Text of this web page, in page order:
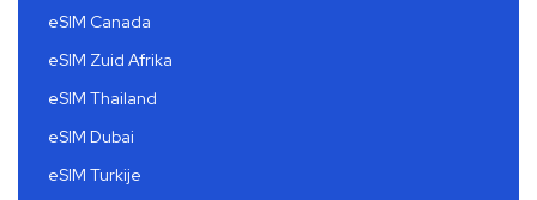
eSIM Canada
eSIM Zuid Afrika
eSIM Thailand
eSIM Dubai
eSIM Turkije